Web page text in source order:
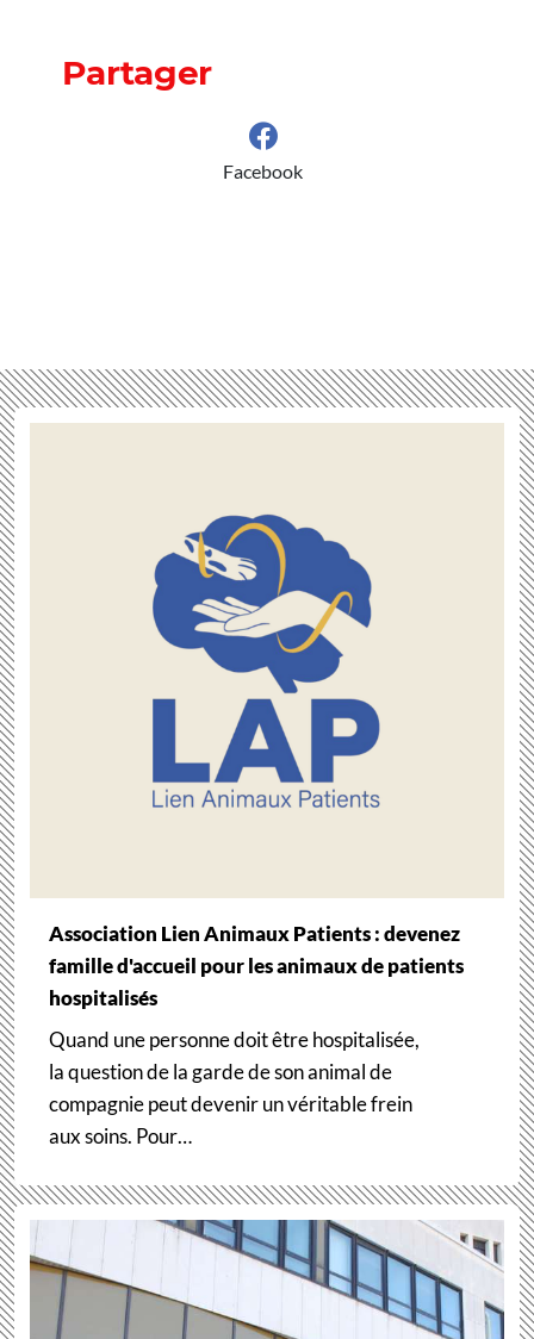
Partager
Facebook
Association Lien Animaux Patients : devenez
famille d'accueil pour les animaux de patients
hospitalisés
Quand une personne doit être hospitalisée,
la question de la garde de son animal de
compagnie peut devenir un véritable frein
aux soins. Pour…